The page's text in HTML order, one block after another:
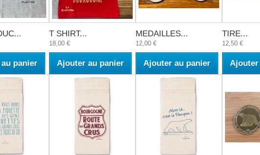
panier
T SHIRT...
18,00 €
Ajouter au panier
MEDAILLES...
12,00 €
Ajouter au panier
TIRE...
12,50 €
Ajouter